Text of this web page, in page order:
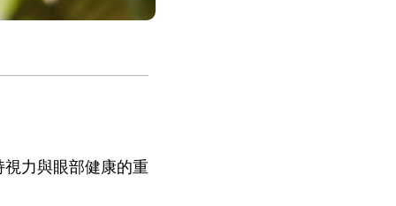
力與眼部健康的重